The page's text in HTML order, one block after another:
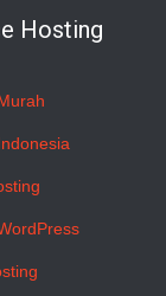
Hosting